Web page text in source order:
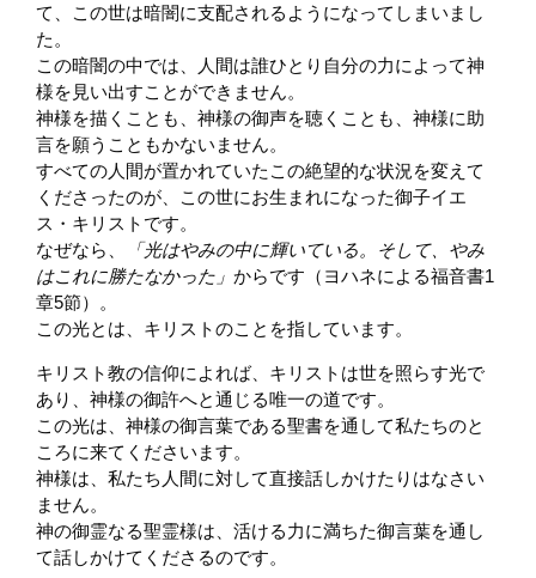
て、この世は暗闇に支配されるようになってしまいまし
た。
この暗闇の中では、人間は誰ひとり自分の力によって神
様を見い出すことができません。
神様を描くことも、神様の御声を聴くことも、神様に助
言を願うこともかないません。
すべての人間が置かれていたこの絶望的な状況を変えて
くださったのが、この世にお生まれになった御子イエ
ス・キリストです。
なぜなら、
「光はやみの中に輝いている。そして、やみ
はこれに勝たなかった」 からです（ヨハネによる福音書1
章5節）。
この光とは、キリストのことを指しています。
キリスト教の信仰によれば、キリストは世を照らす光で
あり、神様の御許へと通じる唯一の道です。
この光は、神様の御言葉である聖書を通して私たちのと
ころに来てくださいます。
神様は、私たち人間に対して直接話しかけたりはなさい
ません。
神の御霊なる聖霊様は、活ける力に満ちた御言葉を通し
て話しかけてくださるのです。